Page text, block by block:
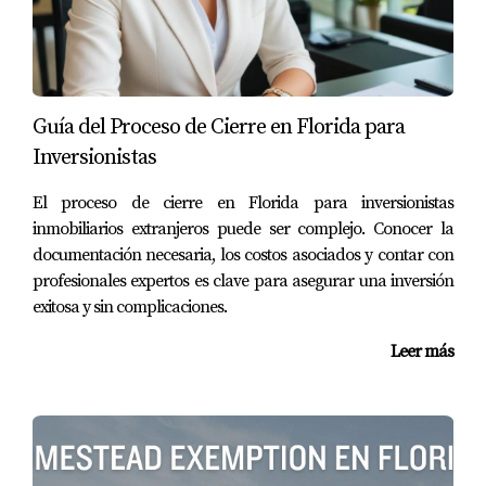
calificada que puede ayudarte a navegar por el
proceso y encontrar propiedades que se alineen con
tus necesidades y expectativas. También puedes
considerar hablar con abogados especializados en
bienes raíces para asegurarte de que todos los
desagradables en el futuro.
CASOS PRÁCTICOS
en situaciones reales, aquí te presentamos tres casos
mudarse a Florida desde México buscando un
Guía del Proceso de Cierre en Florida para
Inversionistas
El proceso de cierre en Florida para inversionistas
inmobiliarios extranjeros puede ser complejo. Conocer la
documentación necesaria, los costos asociados y contar con
profesionales expertos es clave para asegurar una inversión
exitosa y sin complicaciones.
Leer más